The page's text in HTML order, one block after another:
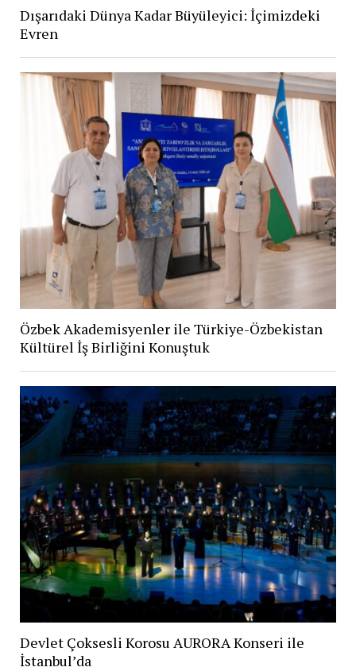
Dışarıdaki Dünya Kadar Büyüleyici: İçimizdeki
Evren
Özbek Akademisyenler ile Türkiye-Özbekistan
Kültürel İş Birliğini Konuştuk
Devlet Çoksesli Korosu AURORA Konseri ile
İstanbul’da